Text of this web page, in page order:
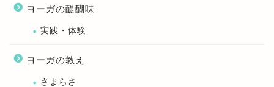
ヨーガの醍醐味
実践・体験
ヨーガの教え
さまらさ